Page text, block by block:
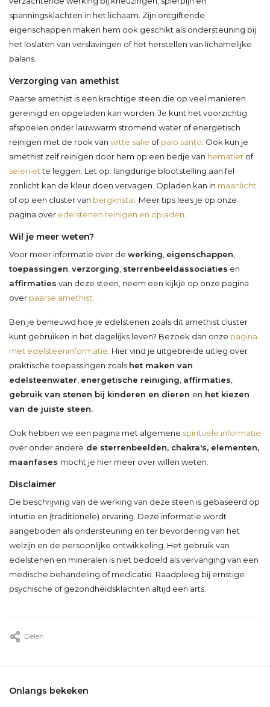
spanningsklachten in het lichaam. Zijn ontgiftende
eigenschappen maken hem ook geschikt als ondersteuning bij
het loslaten van verslavingen of het herstellen van lichamelijke
balans.
Verzorging van amethist
Paarse amethist is een krachtige steen die op veel manieren
gereinigd en opgeladen kan worden. Je kunt het voorzichtig
afspoelen onder lauwwarm stromend water of energetisch
reinigen met de rook van witte salie ofpalo santo . Ook kun je
amethist zelf reinigen door hem op een bedje van hematiet of
seleniette leggen. Let op: langdurige blootstelling aan fel
zonlicht kan de kleur doen vervagen. Opladen kan in maanlicht
of op een cluster van bergkristal . Meer tips lees je op onze
pagina over edelstenen reinigen en opladen
Wil je meer weten?
Voor meer informatie over de werking eigenschappen
toepassingen verzorging sterrenbeeldassociaties en
affirmaties van deze steen, neem een kijkje op onze pagina
over paarse amethist
Ben je benieuwd hoe je edelstenen zoals dit amethist cluster
kunt gebruiken in het dagelijks leven? Bezoek dan onze pagina
met edelsteeninformatie . Hier vind je uitgebreide uitleg over
praktische toepassingen zoals het maken van
edelsteenwater energetische reiniging affirmaties
gebruik van stenen bij kinderen en dieren en het kiezen
van de juiste steen.
Ook hebben we een pagina met algemene spirituele informatie
over onder andere de sterrenbeelden, chakra's, elementen,
maanfases mocht je hier meer over willen weten.
Disclaimer
De beschrijving van de werking van deze steen is gebaseerd op
intuïtie en (traditionele) ervaring. Deze informatie wordt
aangeboden als ondersteuning en ter bevordering van het
welzijn en de persoonlijke ontwikkeling. Het gebruik van
edelstenen en mineralen is niet bedoeld als vervanging van een
medische behandeling of medicatie. Raadpleeg bij ernstige
psychische of gezondheidsklachten altijd een arts.
Delen
Onlangs bekeken